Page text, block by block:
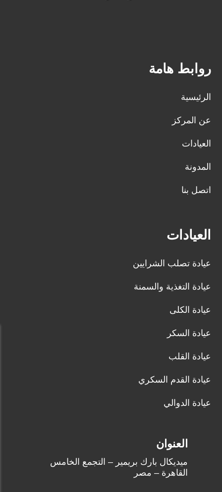
العنوان
ميديكال بارك بريمير – التجمع الخامس
القاهرة – مصر
العيادات
عيادة تصلب الشرايين
عيادة التغذية والسمنة
عيادة الكلى
عيادة السكر
عيادة القلب
عيادة القدم السكري
عيادة الدوالي
روابط هامة
الرئيسية
عن المركز
العيادات
المدونة
اتصل بنا